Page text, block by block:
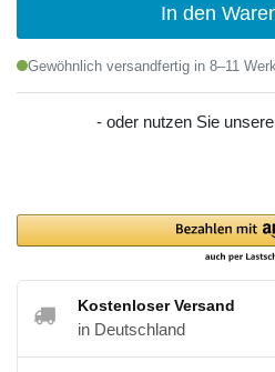
In den
Gewöhnlich versandfertig in 8–11
- oder nutzen Sie
Kostenloser Versand
in Deutschland